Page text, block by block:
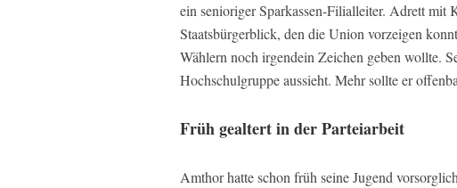
ein senioriger Sparkassen-Filialleiter. Adrett mit
Staatsbürgerblick, den die Union vorzeigen
Wählern noch irgendein Zeichen geben wollte.
Hochschulgruppe aussieht. Mehr sollte er
Früh gealtert in der Parteiarbeit
Amthor hatte schon früh seine Jugend